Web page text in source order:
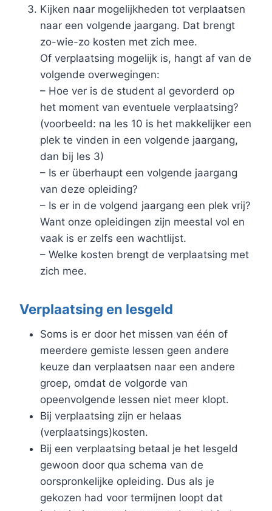
Kijken naar mogelijkheden tot verplaatsen
naar een volgende jaargang. Dat brengt
zo-wie-zo kosten met zich mee.
Of verplaatsing mogelijk is, hangt af van de
volgende overwegingen:
– Hoe ver is de student al gevorderd op
het moment van eventuele verplaatsing?
(voorbeeld: na les 10 is het makkelijker een
plek te vinden in een volgende jaargang,
dan bij les 3)
– Is er überhaupt een volgende jaargang
van deze opleiding?
– Is er in de volgend jaargang een plek vrij?
Want onze opleidingen zijn meestal vol en
vaak is er zelfs een wachtlijst.
– Welke kosten brengt de verplaatsing met
zich mee.
Verplaatsing en lesgeld
Soms is er door het missen van één of
meerdere gemiste lessen geen andere
keuze dan verplaatsen naar een andere
groep, omdat de volgorde van
opeenvolgende lessen niet meer klopt.
Bij verplaatsing zijn er helaas
(verplaatsings)kosten.
Bij een verplaatsing betaal je het lesgeld
gewoon door qua schema van de
oorspronkelijke opleiding. Dus als je
gekozen had voor termijnen loopt dat